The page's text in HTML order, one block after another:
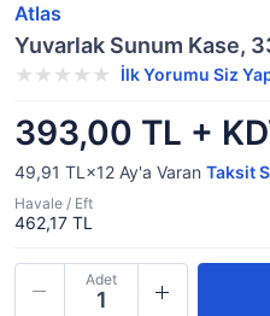
Atlas
Yuvarlak Sunum Kase,
İlk Yorumu Siz
393,00 TL +
49,91 TL×12 Ay'a Varan Taksit
Havale / Eft
462,17 TL
Adet